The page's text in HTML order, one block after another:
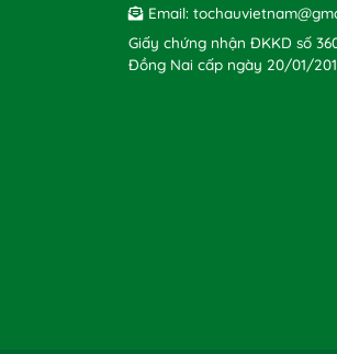
Email:
Giấy chứng nhận ĐKKD số
Đồng Nai cấp ngày 20/01/